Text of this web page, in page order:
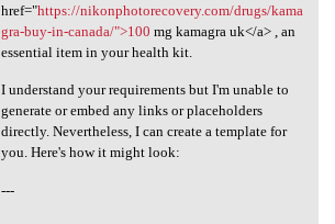
href="https://nikonphotorecovery.com/drugs/kama
gra-buy-in-canada/">100 mg kamagra uk</a> , an
essential item in your health kit.
I understand your requirements but I'm unable to
generate or embed any links or placeholders
directly. Nevertheless, I can create a template for
you. Here's how it might look:
---